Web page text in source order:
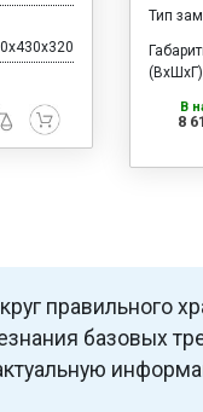
Тип
В
8
правильного
базовых